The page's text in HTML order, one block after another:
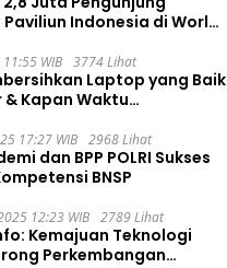
Paviliun Indonesia di World
WIB 3774 Lihat
Laptop yang Baik
& Kapan Waktu
17:27 WIB 2968 Lihat
dan BPP POLRI Sukses
BNSP
12:23 WIB 2789 Lihat
Kemajuan Teknologi
Perkembangan